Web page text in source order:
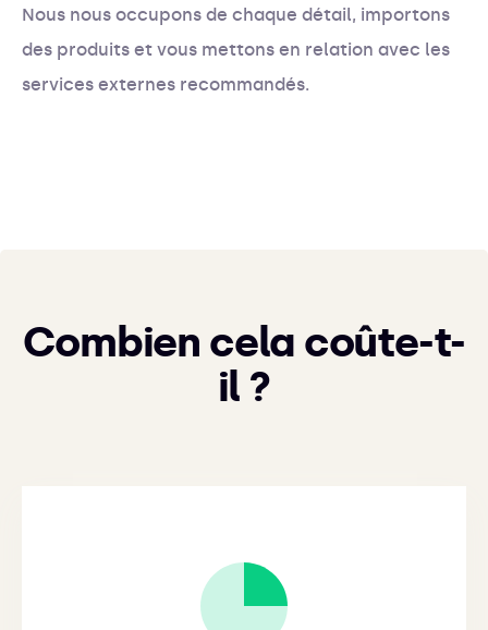
Nous nous occupons de chaque détail, importons
des produits et vous mettons en relation avec les
services externes recommandés.
Combien cela coûte-t-
il ?